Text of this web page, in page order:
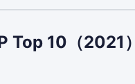
Top 10（2021）